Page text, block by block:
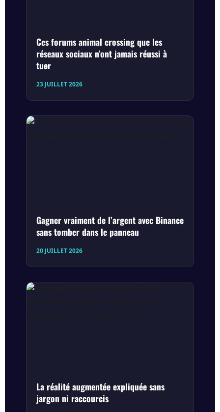
Ces forums animal crossing que les
réseaux sociaux n’ont jamais réussi à
tuer
23 JUILLET 2026
Gagner vraiment de l’argent avec Binance
sans tomber dans le panneau
20 JUILLET 2026
La réalité augmentée expliquée sans
jargon ni raccourcis